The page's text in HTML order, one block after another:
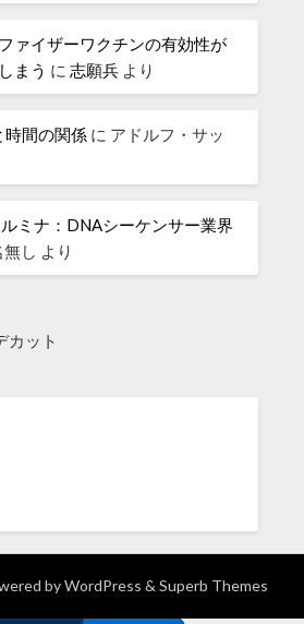
ァイザーワクチンの有効性が
まう に志願兵 より
間の関係 に アドルフ・サッ
ルミナ：DNAシーケンサー業界
無し より
カット
byWordPress & Superb Themes